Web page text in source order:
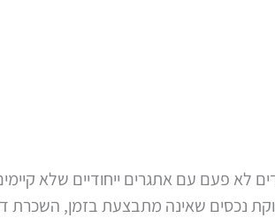
לא פעם עם אתגרים ייחודיים שלא
נכסים שאינה מתבצעת בזמן,